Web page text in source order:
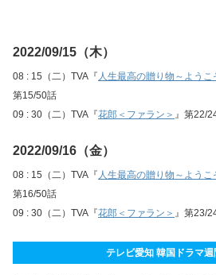
2022/09/15（木）
08 : 15（二）TVA『 人生最高の贈り物～よう
第15/50話
09 : 30（二）TVA『花郎＜ファラン＞ 』第22/
2022/09/16（金）
08 : 15（二）TVA『 人生最高の贈り物～よう
第16/50話
09 : 30（二）TVA『花郎＜ファラン＞ 』第23/
テレビ愛知 韓国ドラマ週